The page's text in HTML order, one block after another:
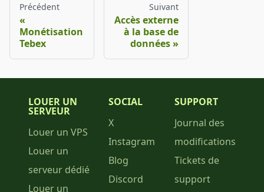
Précédent
Monétisation
Tebex
Suivant
Accès externe
à la base de
données
LOUER UN
SERVEUR
Louer un VPS
Louer un
serveur dédié
Louer un
SOCIAL
X
Instagram
Blog
Discord
SUPPORT
Journal des
modifications
Tickets de
support